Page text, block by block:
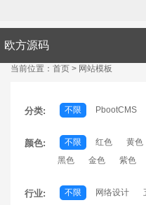
欧方源码
当前位置： 首页 > 网站模板
分类: 不限 PbootCMS
颜色: 不限 红色 黄色
黑色
金色 紫色
行业: 不限 网络设计